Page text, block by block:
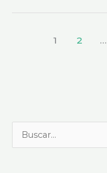
1 2 …